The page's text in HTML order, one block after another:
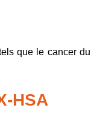
que le cancer du
HSA